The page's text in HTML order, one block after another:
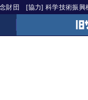
財団 [協力] 科学技術振興
旧サイエンスニ